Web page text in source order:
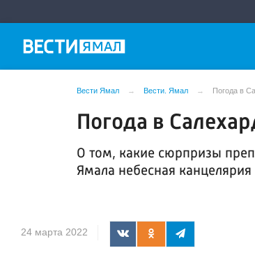
Вести Ямал Вести. Ямал Погода в
Погода в
О том, какие сюрпризы
Ямала небесная
24 марта 2022